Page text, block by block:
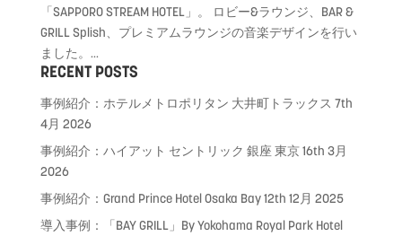
「SAPPORO STREAM HOTEL」。 ロビー&ラウンジ、BAR &
GRILL Splish、プレミアムラウンジの音楽デザインを行い
ました。...
RECENT POSTS
事例紹介：ホテルメトロポリタン 大井町トラックス 7th
4月 2026
事例紹介：ハイアット セントリック 銀座 東京16th 3月
2026
事例紹介：Grand Prince Hotel Osaka Bay12th 12月 2025
導入事例：「BAY GRILL」By Yokohama Royal Park Hotel